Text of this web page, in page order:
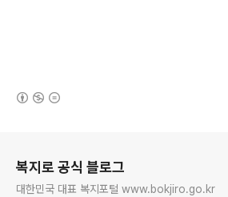
복지로 공식 블로그
대한민국 대표 복지포털 www.bokjiro.go.kr